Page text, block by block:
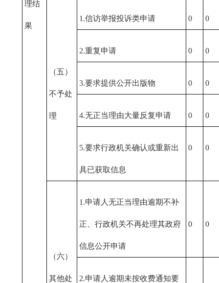
理结
果
（五）
不予处
理
1.信访举报投诉类申请 0 0
2.重复申请 0 0
3.要求提供公开出版物 0 0
4.无正当理由大量反复申请 0 0
5.要求行政机关确认或重新出
具已获取信息
0 0
（六）
其他处
1.申请人无正当理由逾期不补
正、行政机关不再处理其政府
信息公开申请
0 0
2.申请人逾期未按收费通知要